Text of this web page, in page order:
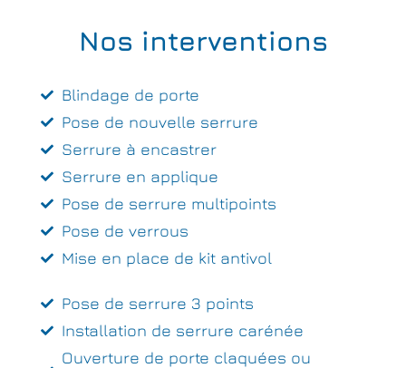
Nos interventions
Blindage de porte
Pose de nouvelle serrure
Serrure à encastrer
Serrure en applique
Pose de serrure multipoints
Pose de verrous
Mise en place de kit antivol
Pose de serrure 3 points
Installation de serrure carénée
Ouverture de porte claquées ou